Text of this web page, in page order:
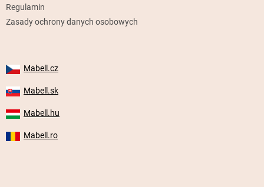
Regulamin
Zasady ochrony danych osobowych
Mabell.cz
Mabell.sk
Mabell.hu
Mabell.ro